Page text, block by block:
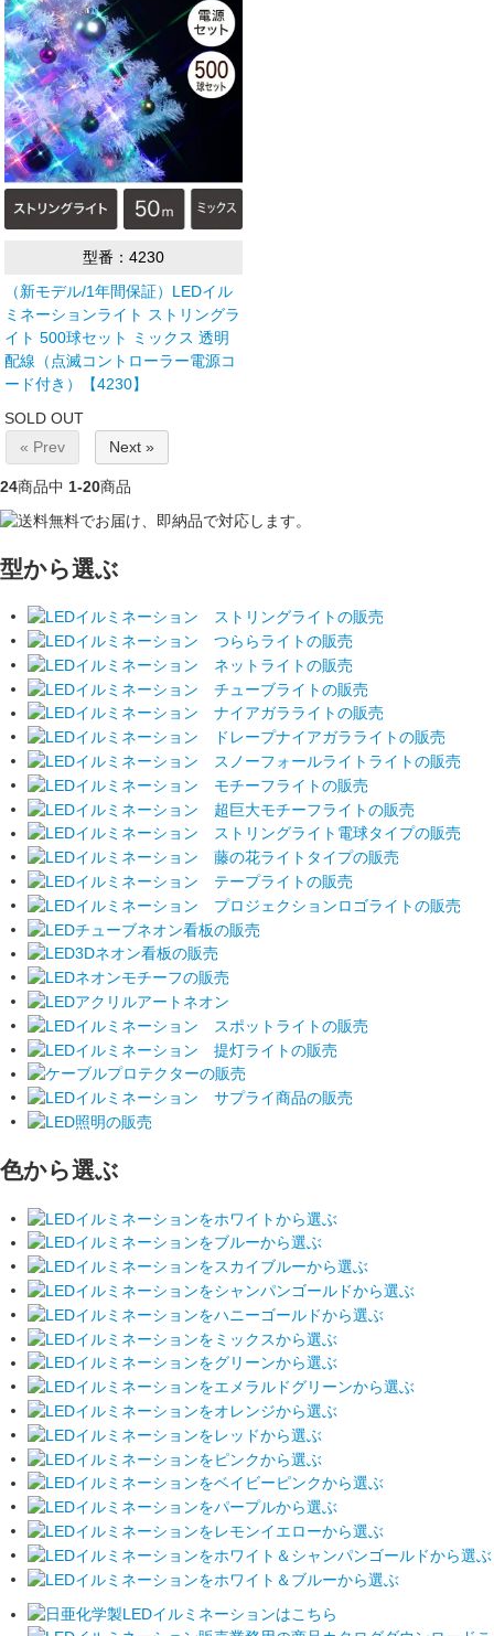
型番：4230
（新モデル/1年間保証）LEDイル
ミネーションライト ストリングラ
イト 500球セット ミックス 透明
配線（点滅コントローラー電源コ
ード付き）【4230】
SOLD OUT
« Prev
Next »
24商品中 1-20商品
型から選ぶ
色から選ぶ